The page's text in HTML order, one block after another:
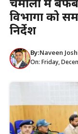
चमोली में
विभागों को
निर्देश
By:Naveen
On: Friday,